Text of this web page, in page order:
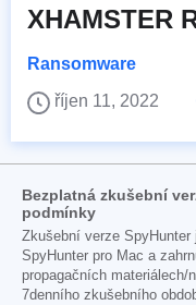
XHAMSTER
Ransomware
říjen 11, 2022
Bezplatná zkušební
podmínky
Zkušební verze SpyHunter
SpyHunter pro Mac a
propagačních materiálech/
7denního zkušebního